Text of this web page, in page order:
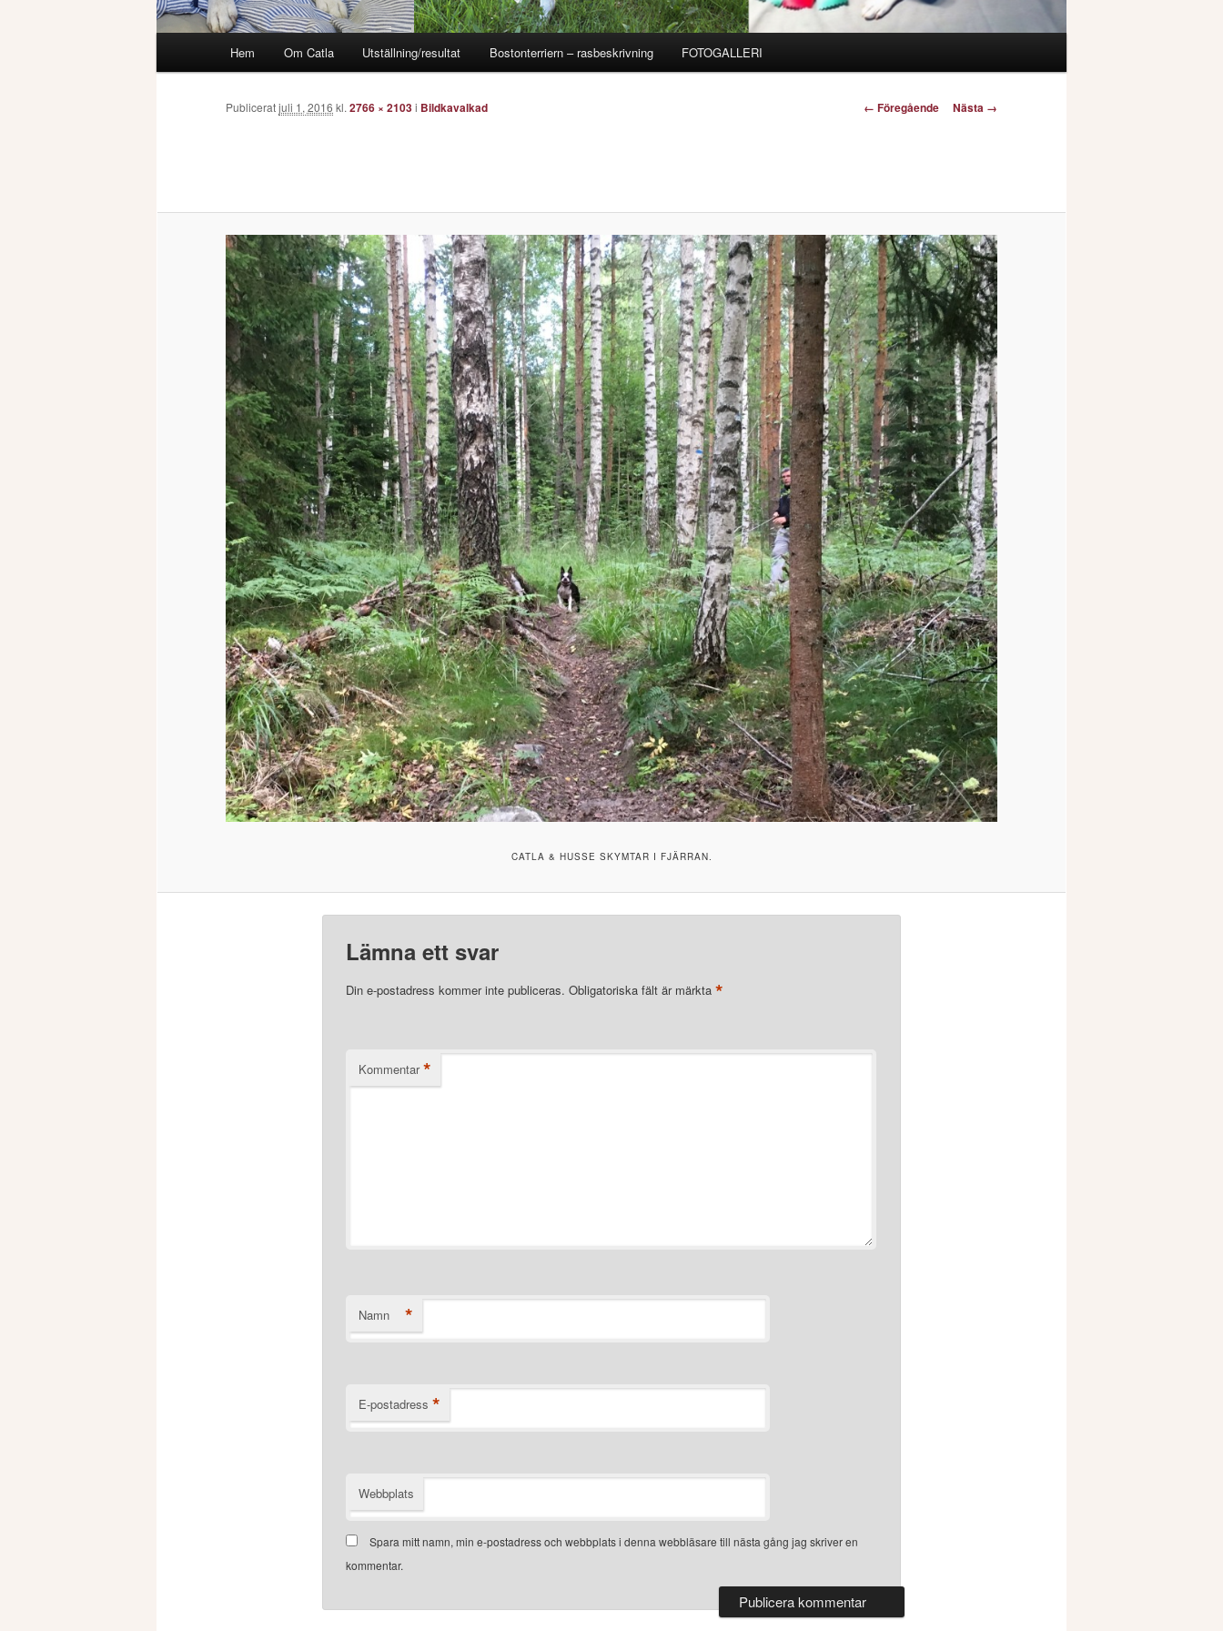
Hem Om Catla Utställning/resultat Bostonterriern – rasbeskrivning FOTOGALLERI
Bildnavigering
← Föregående Nästa →
Publiceratjuli 1, 2016 kl.2766 × 2103i Bildkavalkad
CATLA & HUSSE SKYMTAR I FJÄRRAN.
Lämna ett svar
Din e-postadress kommer inte publiceras. Obligatoriska fält är märkta *
Kommentar *
Namn *
E-postadress *
Webbplats
Spara mitt namn, min e-postadress och webbplats i denna webbläsare till nästa gång jag skriver en
kommentar.